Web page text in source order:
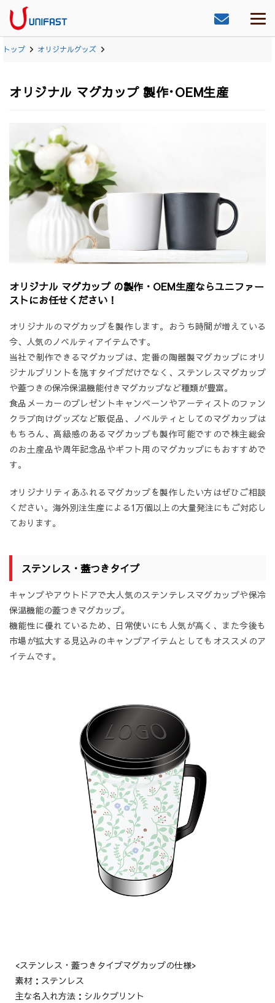
トップ オリジナルグッズ
オリジナル マグカップ 製作･OEM生産
オリジナル マグカップ の製作・OEM生産ならユニファー
ストにお任せください！
オリジナルのマグカップを製作します。おうち時間が増えている
今、人気のノベルティアイテムです。
当社で制作できるマグカップは、定番の陶器製マグカップにオリ
ジナルプリントを施すタイプだけでなく、ステンレスマグカップ
や蓋つきの保冷保温機能付きマグカップなど種類が豊富。
食品メーカーのプレゼントキャンペーンやアーティストのファン
クラブ向けグッズなど販促品、ノベルティとしてのマグカップは
もちろん、高級感のあるマグカップも製作可能ですので株主総会
のお土産品や周年記念品やギフト用のマグカップにもおすすめで
す。
オリジナリティあふれるマグカップを製作したい方はぜひご相談
ください。海外別注生産による1万個以上の大量発注にもご対応し
ております。
ステンレス・蓋つきタイプ
キャンプやアウトドアで大人気のステンテレスマグカップや保冷
保温機能の蓋つきマグカップ。
機能性に優れているため、日常使いにも人気が高く、また今後も
市場が拡大する見込みのキャンプアイテムとしてもオススメのア
イテムです。
<ステンレス・蓋つきタイプマグカップの仕様>
素材：ステンレス
主な名入れ方法：シルクプリント